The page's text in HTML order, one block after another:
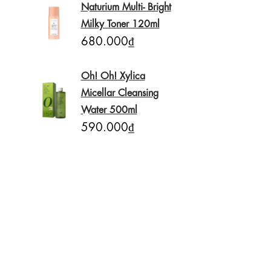
Naturium Multi- Bright
Milky Toner 120ml
680.000₫
Oh! Oh! Xylica
Micellar Cleansing
Water 500ml
590.000₫